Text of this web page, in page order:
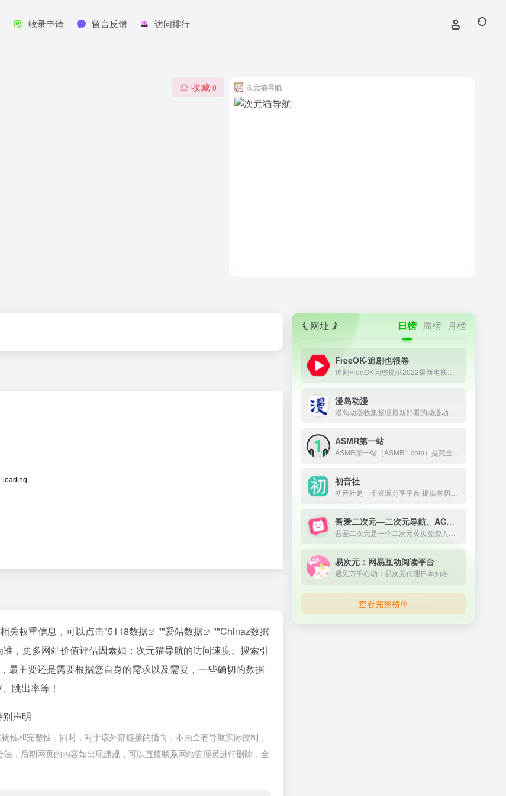
收录申请 留言反馈 访问排行
收藏 0 次元猫导航
关权重信息，可以点击"5118数据 ""爱站数据 ""Chinaz数据
，更多网站价值评估因素如：次元猫导航的访问速度、搜索引
最主要还是需要根据您自身的需求以及需要，一些确切的数据
跳出率等！
别声明
性和完整性，同时，对于该外部链接的指向，不由全有导航实际控制，
，后期网页的内容如出现违规，可以直接联系网站管理员进行删除，全
网址 日榜 周榜 月榜
FreeOK-追剧也很卷
漫岛动漫
ASMR第一站
初音社
吾爱二次元—二次元导航、ACG导航、宅男导航
易次元：网易互动阅读平台
查看完整榜单